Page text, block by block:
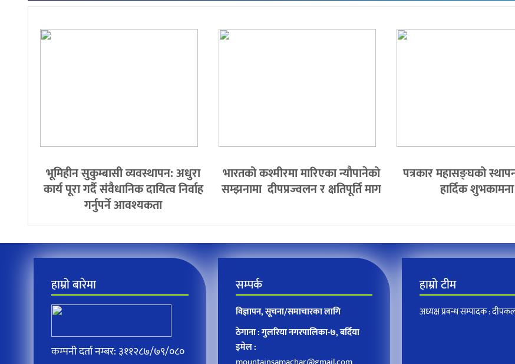
भूमिहीन सुकुम्बासी व्यवस्थापन: अधुरा
कार्य पूरा गर्दै संवैधानिक दायित्व निर्वाह
गर्नुपर्ने आवश्यकता
भारतको कश्मीरमा मारिएका न्यौपानेको
सम्झनामा दीपप्रज्वलन र क्षतिपूर्ति माग
पत्रकार महासङ्घको
हार्दिक
हाम्रो बारेमा
कम्पनी दर्ता नम्बर: ३११२८७/७९/०८०
सम्पर्क
विज्ञापन, सूचना/समाचारका लागि
ठेगाना : गुलरिया नगरपालिका-७, बर्दिया
इमेल :
हाम्रो टीम
अध्यक्ष प्रबन्ध सम्पादक :